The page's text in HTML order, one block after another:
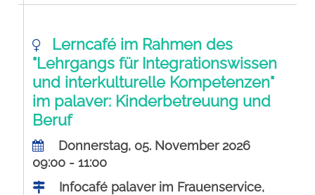
Lerncafé im Rahmen des
"Lehrgangs für Integrationswissen
und interkulturelle Kompetenzen"
im palaver: Kinderbetreuung und
Beruf
Donnerstag, 05. November 2026
09:00 - 11:00
Infocafé palaver im Frauenservice,